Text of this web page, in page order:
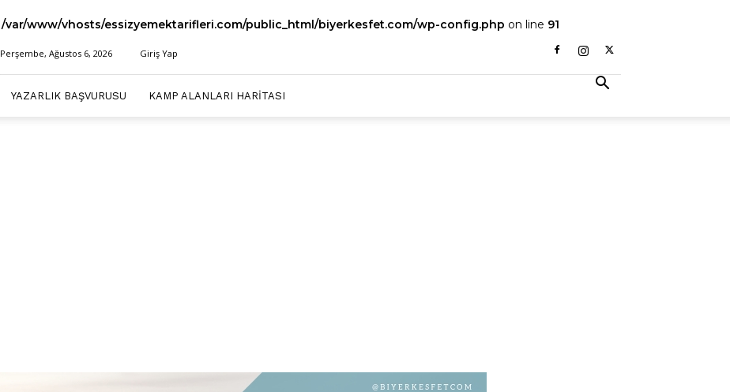
/var/www/vhosts/essizyemektarifleri.com/public_html/biyerkesfet.com/wp-config.php on line 91
Perşembe, Ağustos 6, 2026 Giriş Yap
YAZARLIK BAŞVURUSU KAMP ALANLARI HARITASI